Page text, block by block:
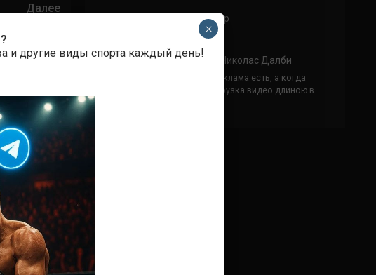
Далее
Конор МакГрегор
АнонимнокРэнди Браун — Николас Далби
не запускается ни один бой, реклама есть, а когда
заканчивается начинается загрузка видео длиною в
жизнь. Исправьте пожалуйста
и другие виды спорта каждый день!
×